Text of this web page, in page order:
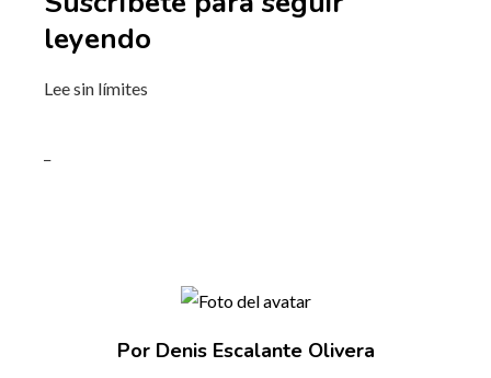
leyendo
Lee sin límites
Por Denis Escalante Olivera